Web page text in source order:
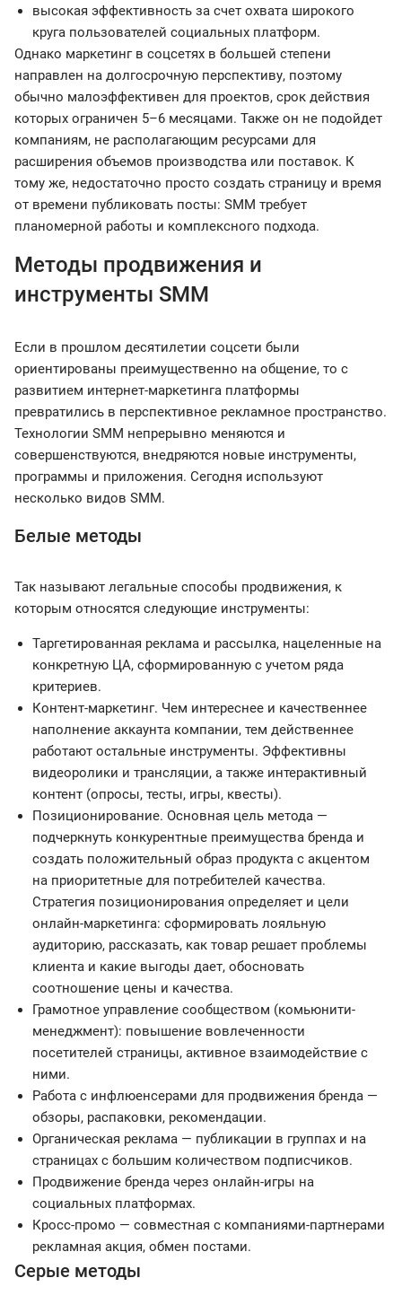
высокая эффективность за счет охвата широкого
круга пользователей социальных платформ.
Однако маркетинг в соцсетях в большей степени
направлен на долгосрочную перспективу, поэтому
обычно малоэффективен для проектов, срок действия
которых ограничен 5–6 месяцами. Также он не подойдет
компаниям, не располагающим ресурсами для
расширения объемов производства или поставок. К
тому же, недостаточно просто создать страницу и время
от времени публиковать посты: SMM требует
планомерной работы и комплексного подхода.
Методы продвижения и
инструменты SMM
Если в прошлом десятилетии соцсети были
ориентированы преимущественно на общение, то с
развитием интернет-маркетинга платформы
превратились в перспективное рекламное пространство.
Технологии SMM непрерывно меняются и
совершенствуются, внедряются новые инструменты,
программы и приложения. Сегодня используют
несколько видов SMM.
Белые методы
Так называют легальные способы продвижения, к
которым относятся следующие инструменты:
Таргетированная реклама и рассылка, нацеленные на
конкретную ЦА, сформированную с учетом ряда
критериев.
Контент-маркетинг. Чем интереснее и качественнее
наполнение аккаунта компании, тем действеннее
работают остальные инструменты. Эффективны
видеоролики и трансляции, а также интерактивный
контент (опросы, тесты, игры, квесты).
Позиционирование. Основная цель метода —
подчеркнуть конкурентные преимущества бренда и
создать положительный образ продукта с акцентом
на приоритетные для потребителей качества.
Стратегия позиционирования определяет и цели
онлайн-маркетинга: сформировать лояльную
аудиторию, рассказать, как товар решает проблемы
клиента и какие выгоды дает, обосновать
соотношение цены и качества.
Грамотное управление сообществом (комьюнити-
менеджмент): повышение вовлеченности
посетителей страницы, активное взаимодействие с
ними.
Работа с инфлюенсерами для продвижения бренда —
обзоры, распаковки, рекомендации.
Органическая реклама — публикации в группах и на
страницах с большим количеством подписчиков.
Продвижение бренда через онлайн-игры на
социальных платформах.
Кросс-промо — совместная с компаниями-партнерами
рекламная акция, обмен постами.
Серые методы